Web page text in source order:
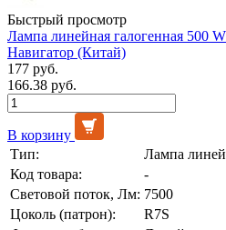
Быстрый просмотр
Лампа линейная галогенная 500
Навигатор (Китай)
177 руб.
166.38 руб.
В корзину
Тип:
Лампа
Код товара:
-
Световой поток, Лм: 7500
Цоколь (патрон):
R7S